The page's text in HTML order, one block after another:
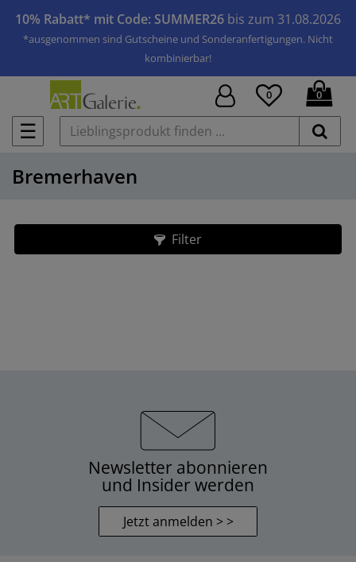
10% Rabatt* mit Code: SUMMER26 bis zum 31.08.2026
*ausgenommen sind Gutscheine und Sonderanfertigungen. Nicht
kombinierbar!
☰
0 0
Bremerhaven
Filter
Newsletter abonnieren
und Insider werden
Jetzt anmelden > >